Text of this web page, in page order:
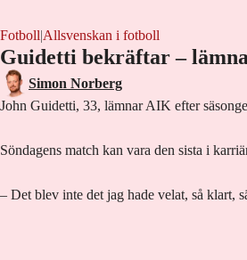
Fotboll|Allsvenskan i fotboll
Guidetti bekräftar –
Simon Norberg
John Guidetti, 33, lämnar AIK efter
Söndagens match kan vara den sista i
– Det blev inte det jag hade velat, så klart,